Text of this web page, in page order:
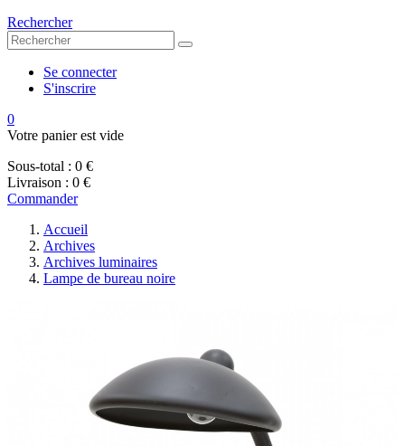
Rechercher
Se connecter
S'inscrire
0
Votre panier est vide
Sous-total : 0 €
Livraison : 0 €
Commander
Accueil
Archives
Archives luminaires
Lampe de bureau noire